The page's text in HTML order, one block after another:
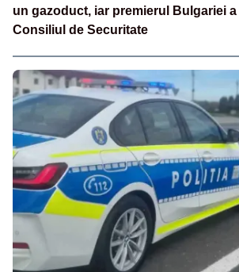
un gazoduct, iar premierul Bulgariei
Consiliul de Securitate